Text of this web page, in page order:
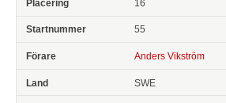
16
55
Anders Vikström
SWE